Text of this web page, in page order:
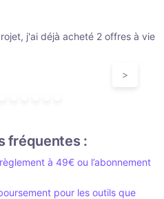
j'ai déjà acheté 2 offres à vie
>
fréquentes :
à 49€ ou l’abonnement
pour les outils que